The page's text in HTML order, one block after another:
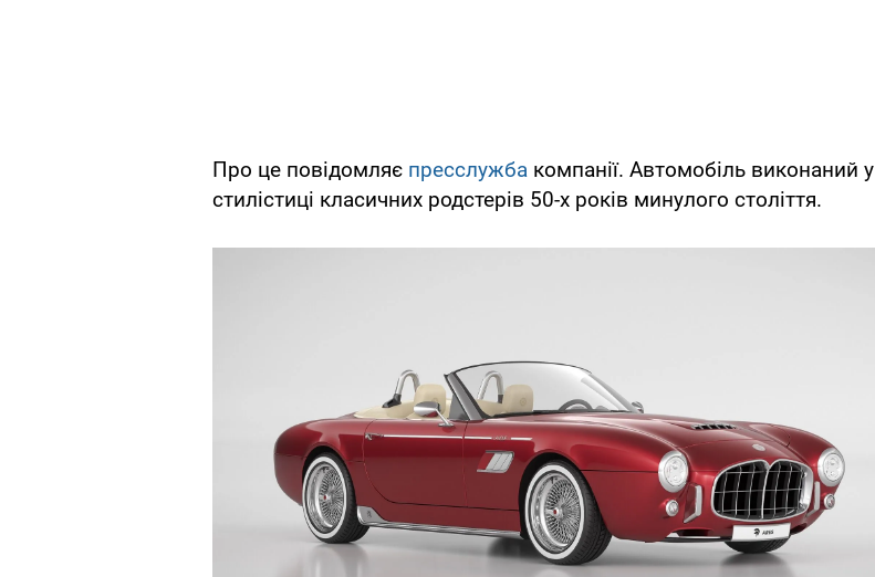
Про це повідомляє пресслужба компанії. Автомобіль виконаний у
стилістиці класичних родстерів 50-х років минулого століття.